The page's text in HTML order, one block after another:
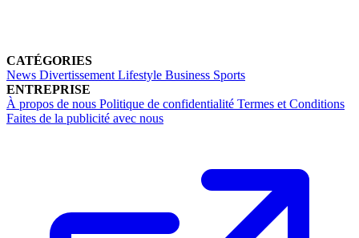
CATÉGORIES
News Divertissement Lifestyle Business Sports
ENTREPRISE
À propos de nous Politique de confidentialité Termes et Conditions
Faites de la publicité avec nous